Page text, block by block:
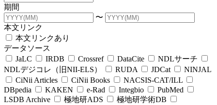
期間
〜
本文リンク
本文リンクあり
データソース
JaLC
IRDB Crossref DataCite
NDLサーチ
NDLデジコレ（旧NII-ELS）
RUDA JDCat
NINJAL
CiNii Articles
CiNii Books
NACSIS-CAT/ILL
DBpedia
KAKEN e-Rad Integbio
PubMed
LSDB Archive
極地研ADS
極地研学術DB